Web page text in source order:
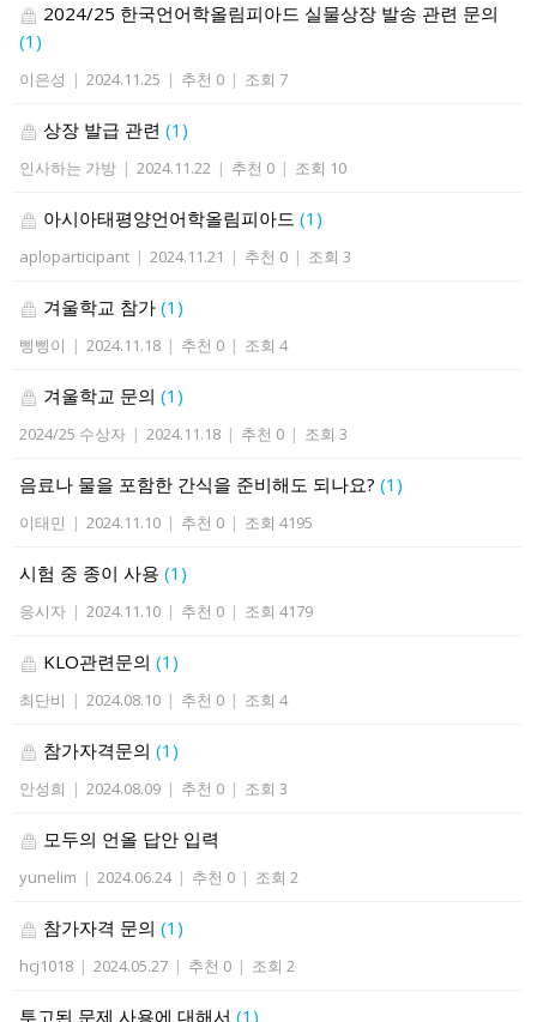
2024/25 한국언어학올림피아드 실물상장 발송 관련 문의
(1)
이은성 | 2024.11.25 | 추천 0 | 조회 7
상장 발급 관련(1)
인사하는 가방 | 2024.11.22 | 추천 0 | 조회 10
아시아태평양언어학올림피아드(1)
aploparticipant | 2024.11.21 | 추천 0 | 조회 3
겨울학교 참가(1)
삥삥이 | 2024.11.18 | 추천 0 | 조회 4
겨울학교 문의(1)
2024/25 수상자 | 2024.11.18 | 추천 0 | 조회 3
음료나 물을 포함한 간식을 준비해도 되나요?(1)
이태민 | 2024.11.10 | 추천 0 | 조회 4195
시험 중 종이 사용(1)
응시자 | 2024.11.10 | 추천 0 | 조회 4179
KLO관련문의(1)
최단비 | 2024.08.10 | 추천 0 | 조회 4
참가자격문의(1)
안성희 | 2024.08.09 | 추천 0 | 조회 3
모두의 언올 답안 입력
yunelim | 2024.06.24 | 추천 0 | 조회 2
참가자격 문의(1)
hcj1018 | 2024.05.27 | 추천 0 | 조회 2
투고된 문제 사용에 대해서(1)